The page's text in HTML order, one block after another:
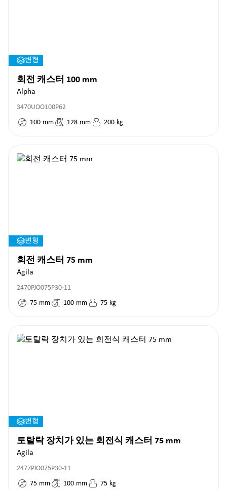
변형
회전 캐스터 100 mm
Alpha
3470UOO100P62
100 mm 128 mm 200 kg
변형
회전 캐스터 75 mm
Agila
2470PJO075P30-11
75 mm 100 mm 75 kg
변형
토탈락 장치가 있는 회전식 캐스터 75 mm
Agila
2477PJO075P30-11
75 mm 100 mm 75 kg